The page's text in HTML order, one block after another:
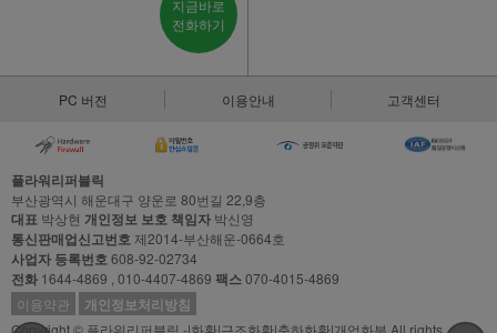
지금바로
전화하기
PC 버전 이용안내 고객센터
플라워리퍼블릭
부산광역시 해운대구 양운로 80번길 22,9층
대표 박상현 개인정보 보호 책임자 박신영
통신판매업신고번호제2014-부산해운-0664호
사업자 등록번호608-92-02734
전화 1644-4869 , 010-4407-4869 팩스070-4015-4869
이용약관
개인정보처리방침
Copyright © 플라워리퍼블릭 -|화환|근조화환|축하화환|개업화분 All rights